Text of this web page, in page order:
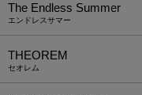
The Endless Summer
エンドレスサマー
THEOREM
セオレム